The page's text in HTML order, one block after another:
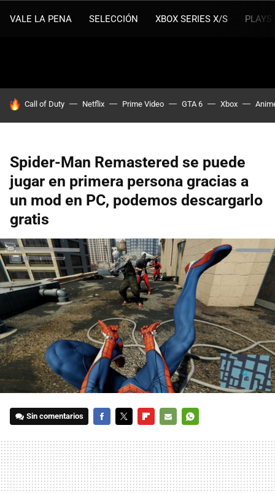
VALE LA PENA SELECCIÓN XBOX SERIES X/S
HOY SE HABLA DE
Call of Duty Netflix Prime Video GTA 6 Xbox
Spider-Man Remastered se puede
jugar en primera persona gracias a
un mod en PC, podemos descargarlo
gratis
Sin comentarios
MAIL